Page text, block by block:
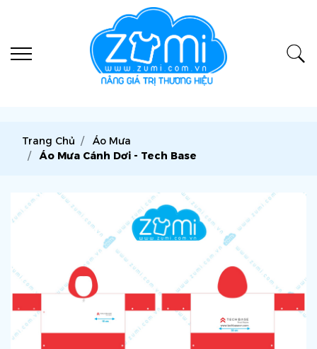
Trang Chủ
Áo Mưa
Áo Mưa Cánh Dơi - Tech Base